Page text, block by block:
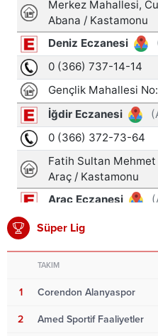
Süper Lig
TAKIM
1 Corendon Alanyaspor
2 Amed Sportif Faaliyetler